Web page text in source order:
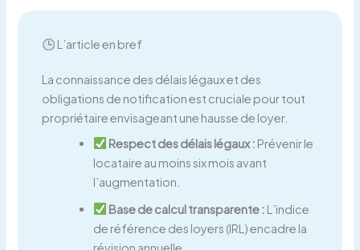
L’article en bref
La connaissance des délais légaux et des
obligations de notification est cruciale pour tout
propriétaire envisageant une hausse de loyer.
Respect des délais légaux : Prévenir le
locataire au moins six mois avant
l’augmentation.
Base de calcul transparente : L’indice
de référence des loyers (IRL) encadre la